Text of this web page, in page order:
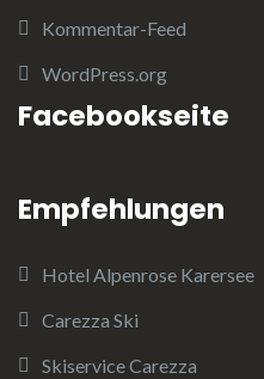
Kommentar-Feed
WordPress.org
Facebookseite
Empfehlungen
Hotel Alpenrose Karersee
Carezza Ski
Skiservice Carezza